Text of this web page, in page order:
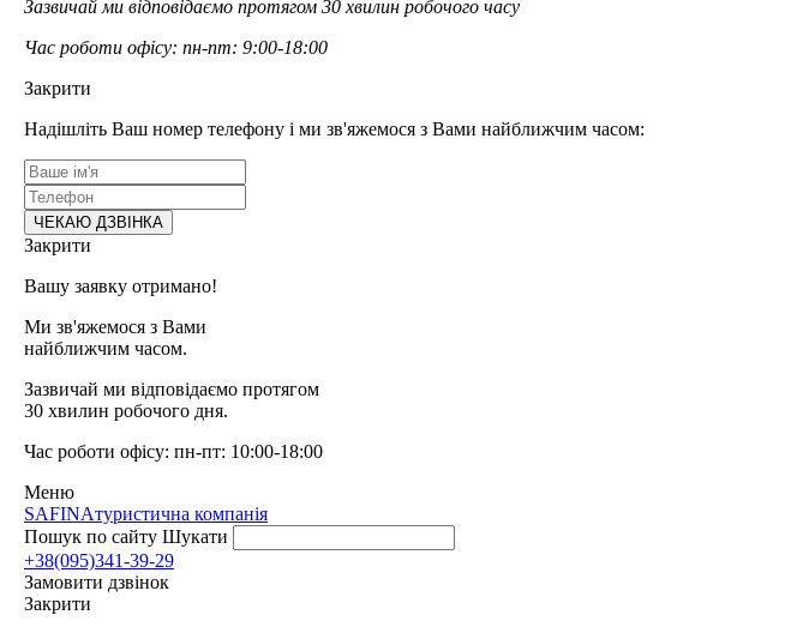
Зазвичай ми відповідаємо протягом 30 хвилин робочого часу
Час роботи офісу: пн-пт: 9:00-18:00
Закрити
Надішліть Ваш номер телефону і ми зв'яжемося з Вами найближчим часом:
Закрити
Вашу заявку отримано!
Ми зв'яжемося з Вами
найближчим часом.
Зазвичай ми відповідаємо протягом
30 хвилин робочого дня.
Час роботи офісу: пн-пт: 10:00-18:00
Меню
SAFINAтуристична компанія
Пошук по сайту Шукати
+38(095)341-39-29
Замовити дзвінок
Закрити